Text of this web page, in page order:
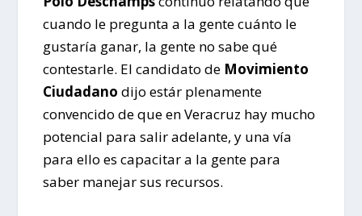
cuando le pregunta a la gente cuánto le
gustaría ganar, la gente no sabe qué
contestarle. El candidato de Movimiento
Ciudadano dijo estár plenamente
convencido de que en Veracruz hay mucho
potencial para salir adelante, y una vía
para ello es capacitar a la gente para
saber manejar sus recursos.